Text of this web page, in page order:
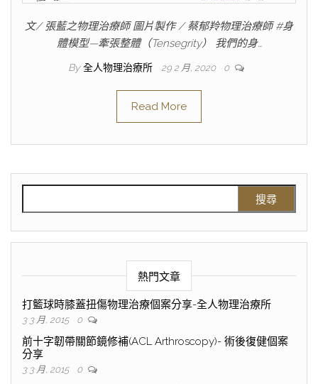
文/ 張藍之物理治療師 圖片製作 / 蔡郁羚物理治療師 #身
體模型—牽張整體（Tensegrity） 我們的身…
By 全人物理治療所 29 2 月, 2020 0
Read More
熱門文章
打籃球時膝蓋扭傷物理治療個案分享-全人物理治療所
3 3 月, 2015 0
前十字韌帶關節鏡修補(ACL Arthroscopy)- 術後復健個案
分享
3 3 月, 2015 0